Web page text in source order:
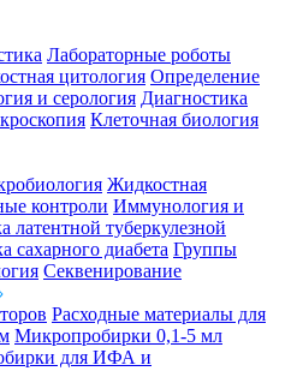
Лабораторные роботы
цитология Определение
и серология Диагностика
Клеточная биология
Жидкостная
контроли Иммунология и
латентной туберкулезной
сахарного диабета Группы
Секвенирование
Расходные материалы для
Микропробирки 0,1-5 мл
для ИФА и